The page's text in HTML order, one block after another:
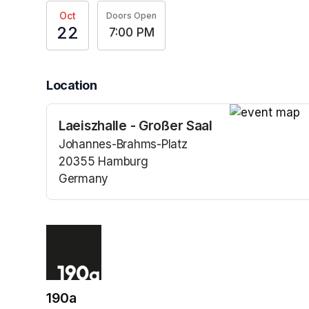
Oct
22
Doors Open
7:00 PM
Location
Laeiszhalle - Großer Saal
Johannes-Brahms-Platz
20355 Hamburg
Germany
(opens in a new tab)
190a